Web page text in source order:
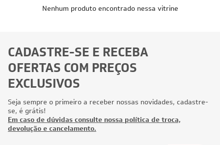
Nenhum produto encontrado nessa vitrine
CADASTRE-SE E RECEBA
OFERTAS COM PREÇOS
EXCLUSIVOS
Seja sempre o primeiro a receber nossas novidades, cadastre-
se, é grátis!
Em caso de dúvidas consulte nossa política de troca,
devolução e cancelamento.